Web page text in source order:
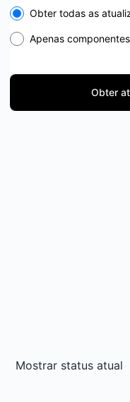
Select the components
Obter todas as
Apenas
Obter
Mostrar status atual